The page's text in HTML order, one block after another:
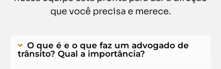
que você precisa e merece.
O que é e o que faz um advogado de
trânsito? Qual a importância?